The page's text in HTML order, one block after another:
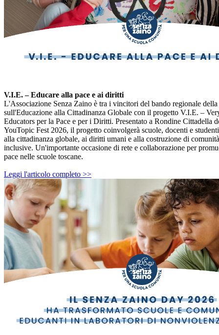
V.I.E. – Educare alla pace e ai diritti
L'Associazione Senza Zaino è tra i vincitori del bando regionale della
sull'Educazione alla Cittadinanza Globale con il progetto V.I.E. –
Educators per la Pace e per i Diritti. Presentato a Rondine Cittadella
YouTopic Fest 2026, il progetto coinvolgerà scuole, docenti e
alla cittadinanza globale, ai diritti umani e alla costruzione di
inclusive. Un'importante occasione di rete e collaborazione per
pace nelle scuole toscane.
Leggi l'articolo completo >>